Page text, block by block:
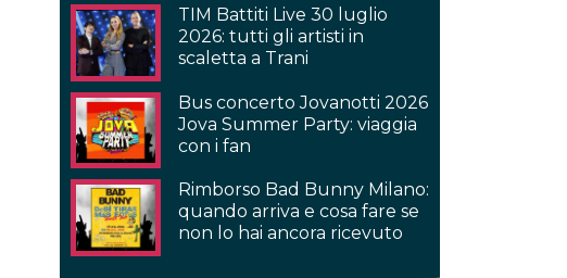
TIM Battiti Live 30 luglio
2026: tutti gli artisti in
scaletta a Trani
Bus concerto Jovanotti 2026
Jova Summer Party: viaggia
con i fan
Rimborso Bad Bunny Milano:
quando arriva e cosa fare se
non lo hai ancora ricevuto